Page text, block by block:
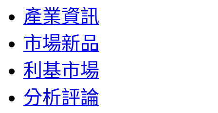
產業資訊
市場新品
利基市場
分析評論